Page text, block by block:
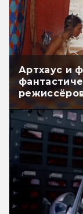
Артхаус и